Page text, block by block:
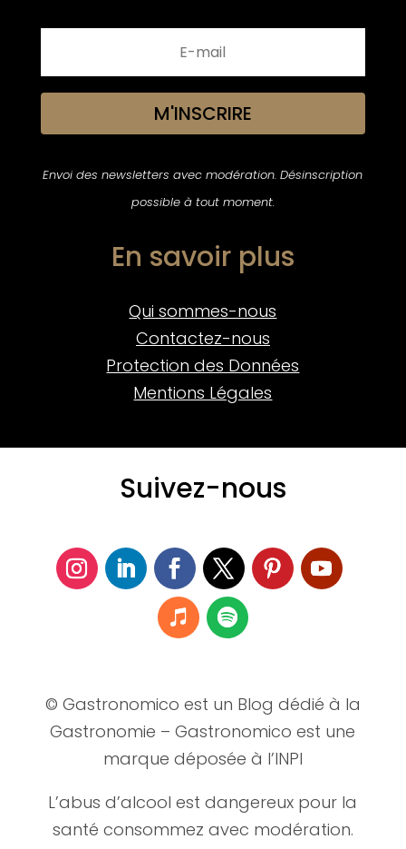
M'INSCRIRE
Envoi des newsletters avec modération. Désinscription
possible à tout moment.
En savoir plus
Qui sommes-nous
Contactez-nous
Protection des Données
Mentions Légales
Suivez-nous
© Gastronomico est un Blog dédié à la
Gastronomie – Gastronomico est une
marque déposée à l’INPI
L’abus d’alcool est dangereux pour la
santé consommez avec modération.